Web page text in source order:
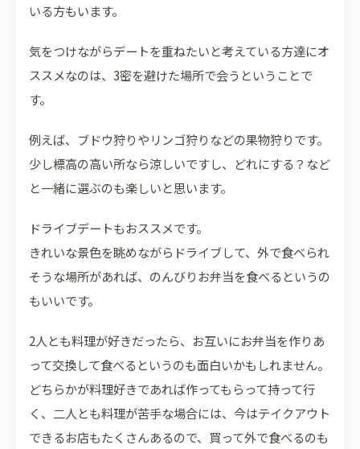
いる方もいます。
気をつけながらデートを重ねたいと考えている方達にオ
ススメなのは、3密を避けた場所で会うということで
す。
例えば、ブドウ狩りやリンゴ狩りなどの果物狩りです。
少し標高の高い所なら涼しいですし、どれにする？など
と一緒に選ぶのも楽しいと思います。
ドライブデートもおススメです。
きれいな景色を眺めながらドライブして、外で食べられ
そうな場所があれば、のんびりお弁当を食べるというの
もいいです。
2人とも料理が好きだったら、お互いにお弁当を作りあ
って交換して食べるというのも面白いかもしれません。
どちらかが料理好きであれば作ってもらって持って行
く、二人とも料理が苦手な場合には、今はテイクアウト
できるお店もたくさんあるので、買って外で食べるのも